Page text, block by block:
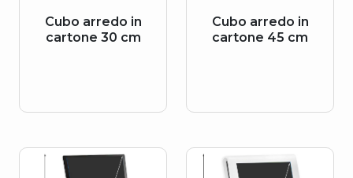
Cubo arredo in
cartone 30 cm
Cubo arredo in
cartone 45 cm